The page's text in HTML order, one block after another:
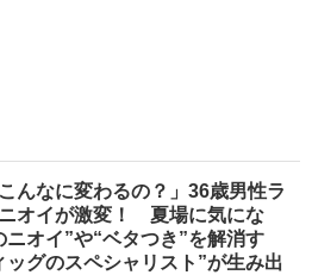
こんなに変わるの？」36歳男性ラ
オイが激変！ 夏場に気にな
ニオイ”や“ベタつき”を解消す
ッグのスペシャリスト”が生み出